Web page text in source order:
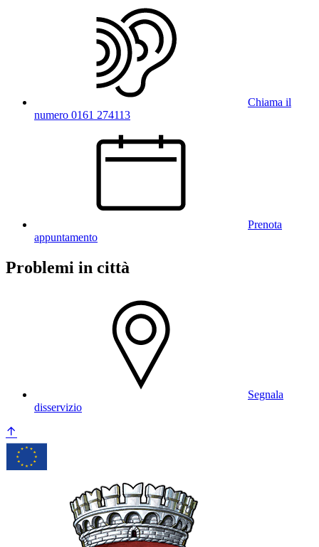
Chiama il
numero 0161 274113
Prenota
appuntamento
Problemi in città
Segnala
disservizio